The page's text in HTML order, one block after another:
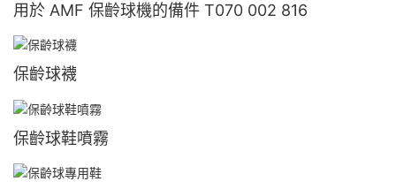
用於 AMF 保齡球機的備件 T070 002 816
保齡球襪
保齡球鞋噴霧